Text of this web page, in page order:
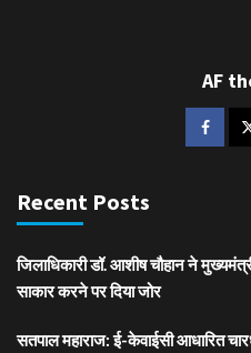
AF
Recent Posts
जिलाधिकारी डॉ. आशीष चौहान ने
साकार करने पर दिया जोर
सतपाल महाराज: ई-केवाईसी आधारित